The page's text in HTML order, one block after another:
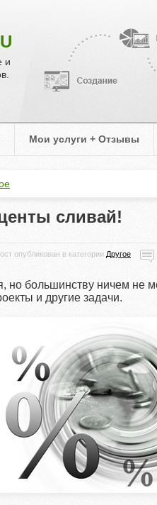
и
Мои услуги + Отзывы
сливай!
опубликован в категории Другое
но большинству ничем не
и другие задачи.